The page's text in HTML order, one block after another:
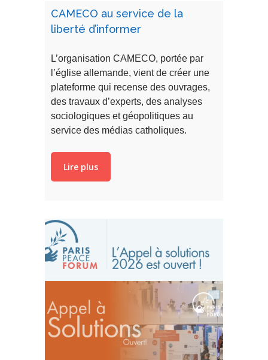
CAMECO au service de la
liberté d’informer
L’organisation CAMECO, portée par
l’église allemande, vient de créer une
plateforme qui recense des ouvrages,
des travaux d’experts, des analyses
sociologiques et géopolitiques au
service des médias catholiques.
Lire plus